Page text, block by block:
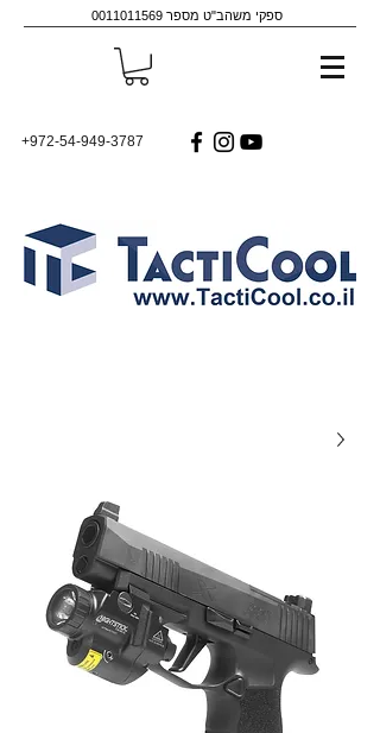
0011011569 ספקי משהב"ט מספר
+972-54-949-3787